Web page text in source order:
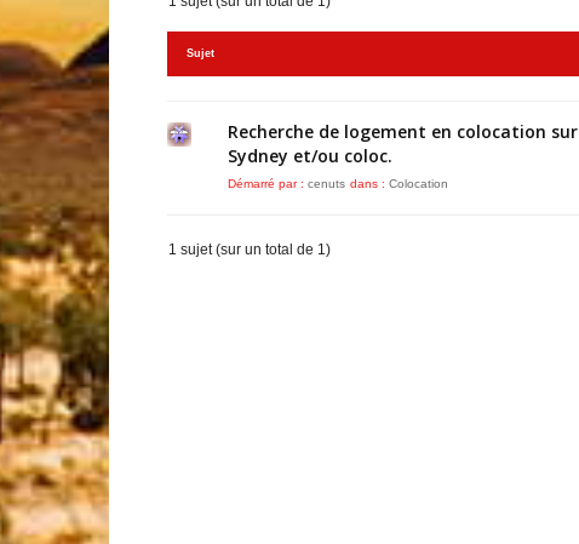
Sujet
Recherche de logement en colocation sur
Sydney et/ou coloc.
Démarré par : cenuts dans : Colocation
1 sujet (sur un total de 1)